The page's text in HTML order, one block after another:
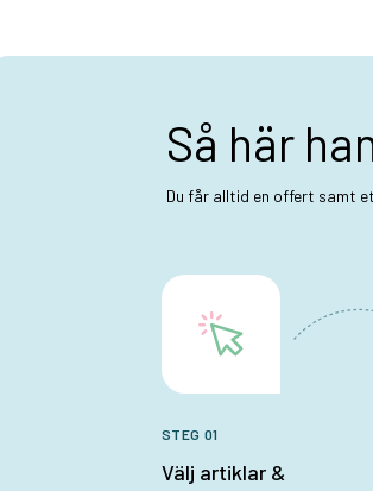
Så här
Du får alltid en offert samt
STEG 01
Välj artiklar &